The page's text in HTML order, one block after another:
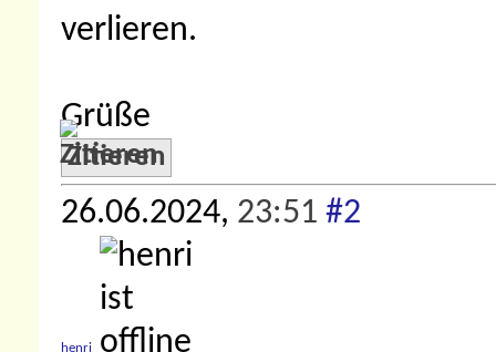
verlieren.
Grüße
Zitieren
26.06.2024, 23:51 #2
henri